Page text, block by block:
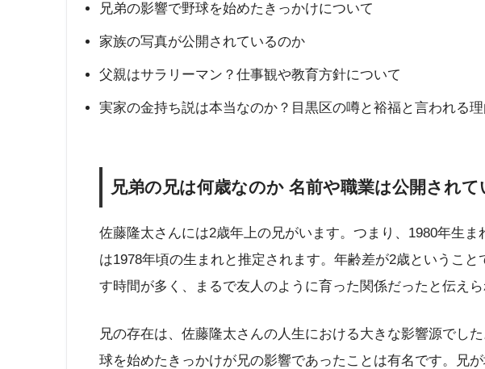
兄弟の影響で野球を始めたきっかけについて
家族の写真が公開されているのか
父親はサラリーマン？仕事観や教育方針について
実家の金持ち説は本当なのか？目黒区の噂と裕福と言われる
兄弟の兄は何歳なのか 名前や職業は公開され
佐藤隆太さんには2歳年上の兄がいます。つまり、1980年生
は1978年頃の生まれと推定されます。年齢差が2歳というこ
す時間が多く、まるで友人のように育った関係だったと伝えら
兄の存在は、佐藤隆太さんの人生における大きな影響源でし
球を始めたきっかけが兄の影響であったことは有名です。兄